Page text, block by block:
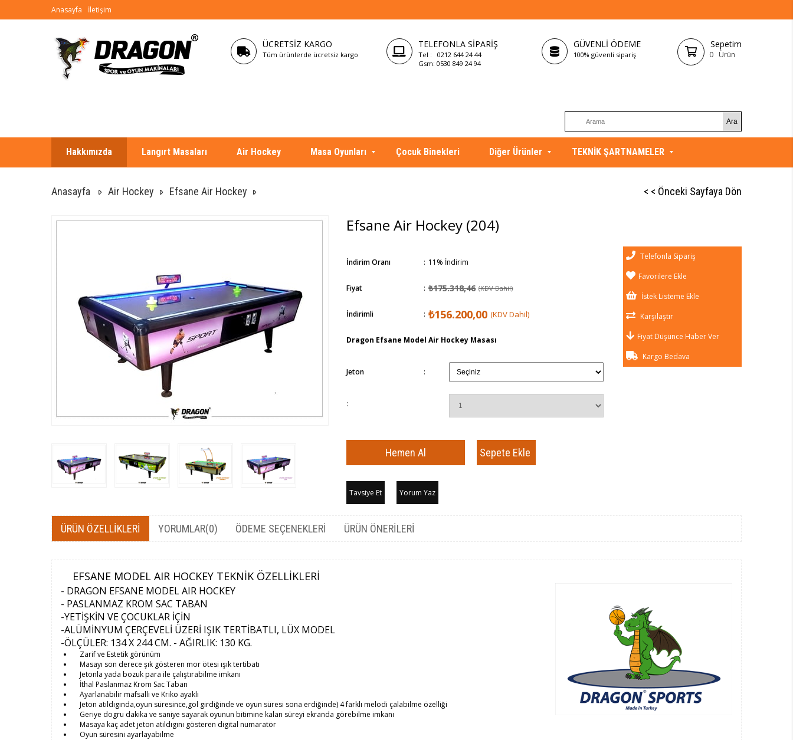
ÜCRETSIZ KARGO
Tüm ürünlerde ücretsiz kargo
TELEFONLA SIPARIŞ
Tel : 0212 644 24 44
Gsm: 0530 849 24 94
GÜVENLİ ÖDEME
100% güvenli sipariş
Anasayfa İletişim
Sepetim
0 Ürün
Hakkımızda Langırt Masaları Air Hockey Masa Oyunları Çocuk Binekleri Diğer Ürünler TEKNİK ŞARTNAMELER
Anasayfa Air Hockey Efsane Air Hockey < < Önceki Sayfaya Dön
Efsane Air Hockey (204)
İndirim Oranı : %
11 İndirim
Fiyat : ₺175.318,46 (KDV Dahil)
İndirimli : ₺156.200,00 (KDV Dahil)
Dragon Efsane Model Air Hockey Masası
Jeton :
:
Telefonla Sipariş
Favorilere Ekle
İstek Listeme Ekle
Karşılaştır
Fiyat Düşünce Haber Ver
Kargo Bedava
Tavsiye Et Yorum Yaz
ÜRÜN ÖZELLIKLERI YORUMLAR(0) ÖDEME SEÇENEKLERI ÜRÜN ÖNERILERI
EFSANE MODEL AIR HOCKEY TEKNİK ÖZELLİKLERİ
- DRAGON EFSANE MODEL AIR HOCKEY
- PASLANMAZ KROM SAC TABAN
-YETİŞKİN VE ÇOCUKLAR İÇİN
-ALÜMİNYUM ÇERÇEVELİ ÜZERİ IŞIK TERTİBATLI, LÜX MODEL
-ÖLÇÜLER: 134 X 244 CM. - AĞIRLIK: 130 KG.
Zarif ve Estetik görünüm
Masayı son derece şık gösteren mor ötesi ışık tertibatı
Jetonla yada bozuk para ile çalıştırabilme imkanı
İthal Paslanmaz Krom Sac Taban
Ayarlanabilir mafsallı ve Kriko ayaklı
Jeton atıldıgında,oyun süresince,gol girdiğinde ve oyun süresi sona erdiğinde) 4 farklı melodi çalabilme özelliği
Geriye dogru dakika ve saniye sayarak oyunun bitimine kalan süreyi ekranda görebilme imkanı
Masaya kaç adet jeton atıldıgını gösteren digital numaratör
Oyun süresini ayarlayabilme